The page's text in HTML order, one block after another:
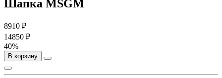
Шапка MSGM
8910 ₽
14850 ₽
40%
В корзину